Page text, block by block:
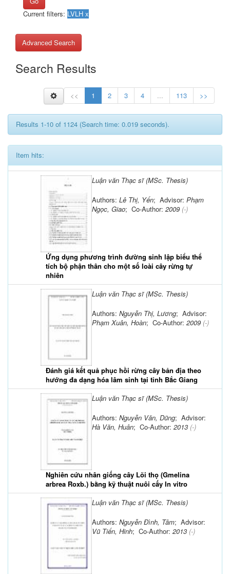
Current filters:
Advanced Search
Search Results
<< 1 2 3 4 ... 113 >>
Results 1-10 of 1124 (Search time: 0.019 seconds).
Item hits:
Luận văn Thạc sĩ (MSc. Thesis)
Ứng dụng phương trình đường sinh lập biểu thể
tích bộ phận thân cho một số loài cây rừng tự
nhiên
Authors: Lê Thị, Yến; Advisor: Phạm
Ngọc, Giao; Co-Author: 2009 (-)
Luận văn Thạc sĩ (MSc. Thesis)
Đánh giá kết quả phục hồi rừng cây bản địa theo
hướng đa dạng hóa lâm sinh tại tỉnh Bắc Giang
Authors: Nguyễn Thị, Lương; Advisor:
Phạm Xuân, Hoàn; Co-Author: 2009 (-)
Luận văn Thạc sĩ (MSc. Thesis)
Nghiên cứu nhân giống cây Lõi thọ (Gmelina
arbrea Roxb.) bằng kỹ thuật nuôi cấy In vitro
Authors: Nguyễn Văn, Dũng; Advisor:
Hà Văn, Huân; Co-Author: 2013 (-)
Luận văn Thạc sĩ (MSc. Thesis)
Authors: Nguyễn Đình, Tâm; Advisor:
Vũ Tiến, Hinh; Co-Author: 2013 (-)